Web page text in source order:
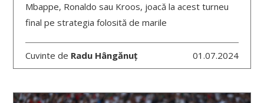
Mbappe, Ronaldo sau Kroos, joacă la acest turneu
final pe strategia folosită de marile
Cuvinte de Radu Hângănuț 01.07.2024